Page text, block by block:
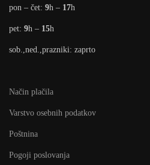
pon – čet: 9h – 17h
pet: 9h – 15h
sob.,ned.,prazniki: zaprto
Način plačila
Varstvo osebnih podatkov
Poštnina
Pogoji poslovanja